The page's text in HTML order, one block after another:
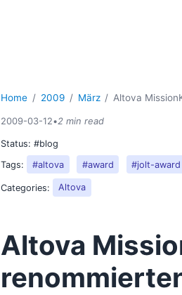
Home 2009 März Altova
2009-03-12•2 min read
Status:#blog
Tags:
#altova #award #jolt-award
Categories: Altova
Altova